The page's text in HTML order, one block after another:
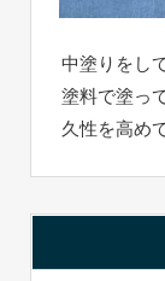
中塗りをし
塗料で塗っ
久性を高め